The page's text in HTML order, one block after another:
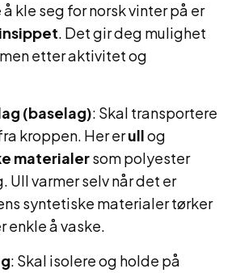
kle seg for norsk vinter på er
. Det gir deg mulighet
etter aktivitet og
(baselag): Skal transportere
kroppen. Her erullog
materialersom polyester
Ull varmer selv når det er
syntetiske materialer tørker
enkle å vaske.
: Skal isolere og holde på